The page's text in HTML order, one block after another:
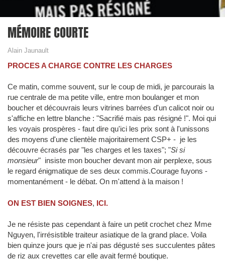
MÉMOIRE COURTE
Alain Jaunault
PROCES A CHARGE CONTRE LES CHARGES
Ce matin, comme souvent, sur le coup de midi, je parcourais la
rue centrale de ma petite ville, entre mon boulanger et mon
boucher et découvrais leurs vitrines barrées d'un calicot noir ou
s'affiche en lettre blanche : "Sacrifié mais pas résigné !". Moi qui
les voyais prospères - faut dire qu'ici les prix sont à l'unissons
des moyens d'une clientèle majoritairement CSP+ - je les
découvre écrasés par "les charges et les taxes"; "Si si
monsieur" insiste mon boucher devant mon air perplexe, sous
le regard énigmatique de ses deux commis.Courage fuyons -
momentanément - le débat. On m'attend à la maison !
ON EST BIEN SOIGNES, ICI.
Je ne résiste pas cependant à faire un petit crochet chez Mme
Nguyen, l'irrésistible traiteur asiatique de la grand place. Voila
bien quinze jours que je n'ai pas dégusté ses succulentes pâtes
de riz aux crevettes car elle avait fermé boutique.